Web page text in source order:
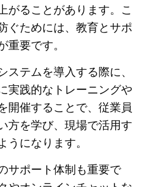
がることがあります。こ
ぐためには、教育とサポ
重要です。
ステムを導入する際に、
実践的なトレーニングや
開催することで、従業員
方を学び、現場で活用す
うになります。
サポート体制も重要で